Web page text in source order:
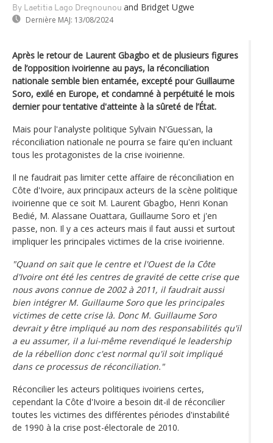
By Laetitia Lago Dregnounou and Bridget Ugwe
Dernière MAJ: 13/08/2024
Après le retour de Laurent Gbagbo et de plusieurs figures
de l’opposition ivoirienne au pays, la réconciliation
nationale semble bien entamée, excepté pour Guillaume
Soro, exilé en Europe, et condamné à perpétuité le mois
dernier pour tentative d'atteinte à la sûreté de l’État.
Mais pour l'analyste politique Sylvain N'Guessan, la
réconciliation nationale ne pourra se faire qu'en incluant
tous les protagonistes de la crise ivoirienne.
Il ne faudrait pas limiter cette affaire de réconciliation en
Côte d'Ivoire, aux principaux acteurs de la scène politique
ivoirienne que ce soit M. Laurent Gbagbo, Henri Konan
Bedié, M. Alassane Ouattara, Guillaume Soro et j'en
passe, non. Il y a ces acteurs mais il faut aussi et surtout
impliquer les principales victimes de la crise ivoirienne.
"Quand on sait que le centre et l'Ouest de la Côte
d'Ivoire ont été les centres de gravité de cette crise que
nous avons connue de 2002 à 2011, il faudrait aussi
bien intégrer M. Guillaume Soro que les principales
victimes de cette crise là. Donc M. Guillaume Soro
devrait y être impliqué au nom des responsabilités qu'il
a eu assumer, il a lui-même revendiqué le leadership
de la rébellion donc c'est normal qu'il soit impliqué
dans ce processus de réconciliation."
Réconcilier les acteurs politiques ivoiriens certes,
cependant la Côte d'Ivoire a besoin dit-il de réconcilier
toutes les victimes des différentes périodes d'instabilité
de 1990 à la crise post-électorale de 2010.